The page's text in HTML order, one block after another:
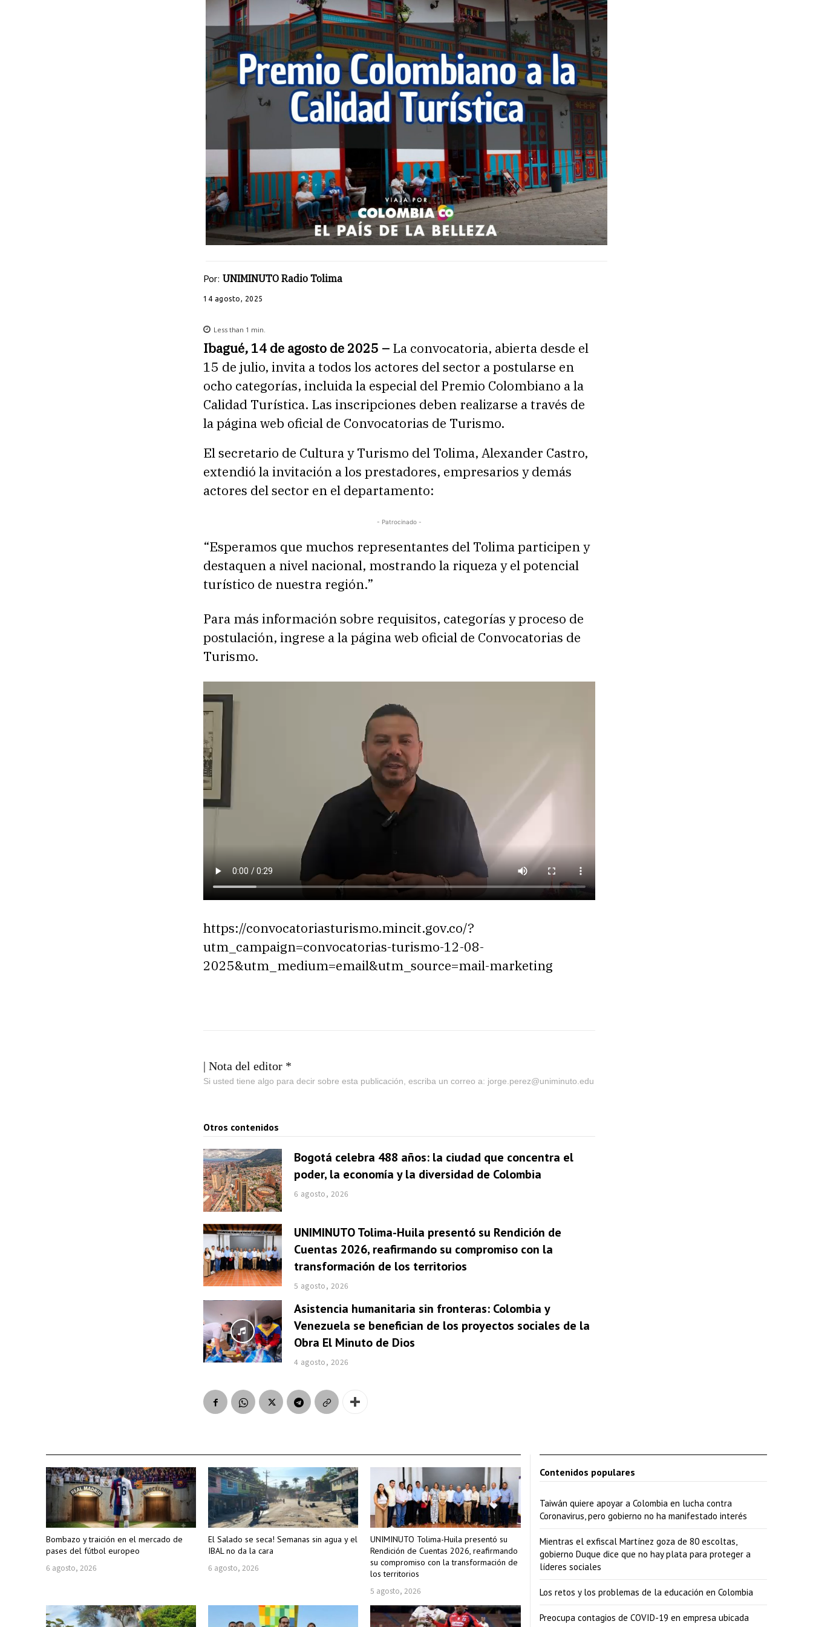
Por: UNIMINUTO Radio Tolima
14 agosto, 2025
Less than 1 min.
Ibagué, 14 de agosto de 2025 – La convocatoria, abierta desde el
15 de julio, invita a todos los actores del sector a postularse en
ocho categorías, incluida la especial del Premio Colombiano a la
Calidad Turística. Las inscripciones deben realizarse a través de
la página web oficial de Convocatorias de Turismo.
El secretario de Cultura y Turismo del Tolima, Alexander Castro,
extendió la invitación a los prestadores, empresarios y demás
actores del sector en el departamento:
- Patrocinado -
“Esperamos que muchos representantes del Tolima participen y
destaquen a nivel nacional, mostrando la riqueza y el potencial
turístico de nuestra región.”
Para más información sobre requisitos, categorías y proceso de
postulación, ingrese a la página web oficial de Convocatorias de
Turismo.
https://convocatoriasturismo.mincit.gov.co/?
utm_campaign=convocatorias-turismo-12-08-
2025&utm_medium=email&utm_source=mail-marketing
| Nota del editor *
Si usted tiene algo para decir sobre esta publicación, escriba un correo a: jorge.perez@uniminuto.edu
Otros contenidos
Bogotá celebra 488 años: la ciudad que concentra el
poder, la economía y la diversidad de Colombia
6 agosto, 2026
UNIMINUTO Tolima-Huila presentó su Rendición de
Cuentas 2026, reafirmando su compromiso con la
transformación de los territorios
5 agosto, 2026
Asistencia humanitaria sin fronteras: Colombia y
Venezuela se benefician de los proyectos sociales de la
Obra El Minuto de Dios
4 agosto, 2026
Bombazo y traición en el mercado de
pases del fútbol europeo
6 agosto, 2026
El Salado se seca! Semanas sin agua y el
IBAL no da la cara
6 agosto, 2026
UNIMINUTO Tolima-Huila presentó su
Rendición de Cuentas 2026, reafirmando
su compromiso con la transformación de
los territorios
5 agosto, 2026
Contenidos populares
Taiwán quiere apoyar a Colombia en lucha contra
Coronavirus, pero gobierno no ha manifestado interés
Mientras el exfiscal Martínez goza de 80 escoltas,
gobierno Duque dice que no hay plata para proteger a
líderes sociales
Los retos y los problemas de la educación en Colombia
Preocupa contagios de COVID-19 en empresa ubicada